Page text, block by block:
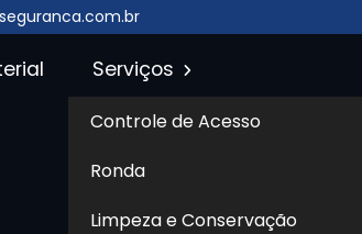
Serviços
Controle de Acesso
Ronda
Limpeza e Conservação